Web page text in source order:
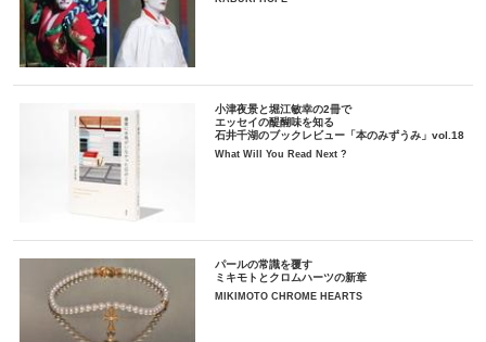
小津夜景と堀江敏幸の2冊で
エッセイの醍醐味を知る
石井千湖のブックレビュー「本のみずうみ」vol.18
What Will You Read Next ?
パールの常識を覆す
ミキモトとクロムハーツの新章
MIKIMOTO CHROME HEARTS